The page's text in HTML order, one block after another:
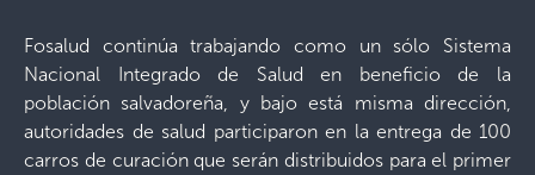
Fosalud continúa trabajando como un sólo Sistema
Nacional Integrado de Salud en beneficio de la
población salvadoreña, y bajo está misma dirección,
autoridades de salud participaron en la entrega de 100
carros de curación que serán distribuidos para el primer